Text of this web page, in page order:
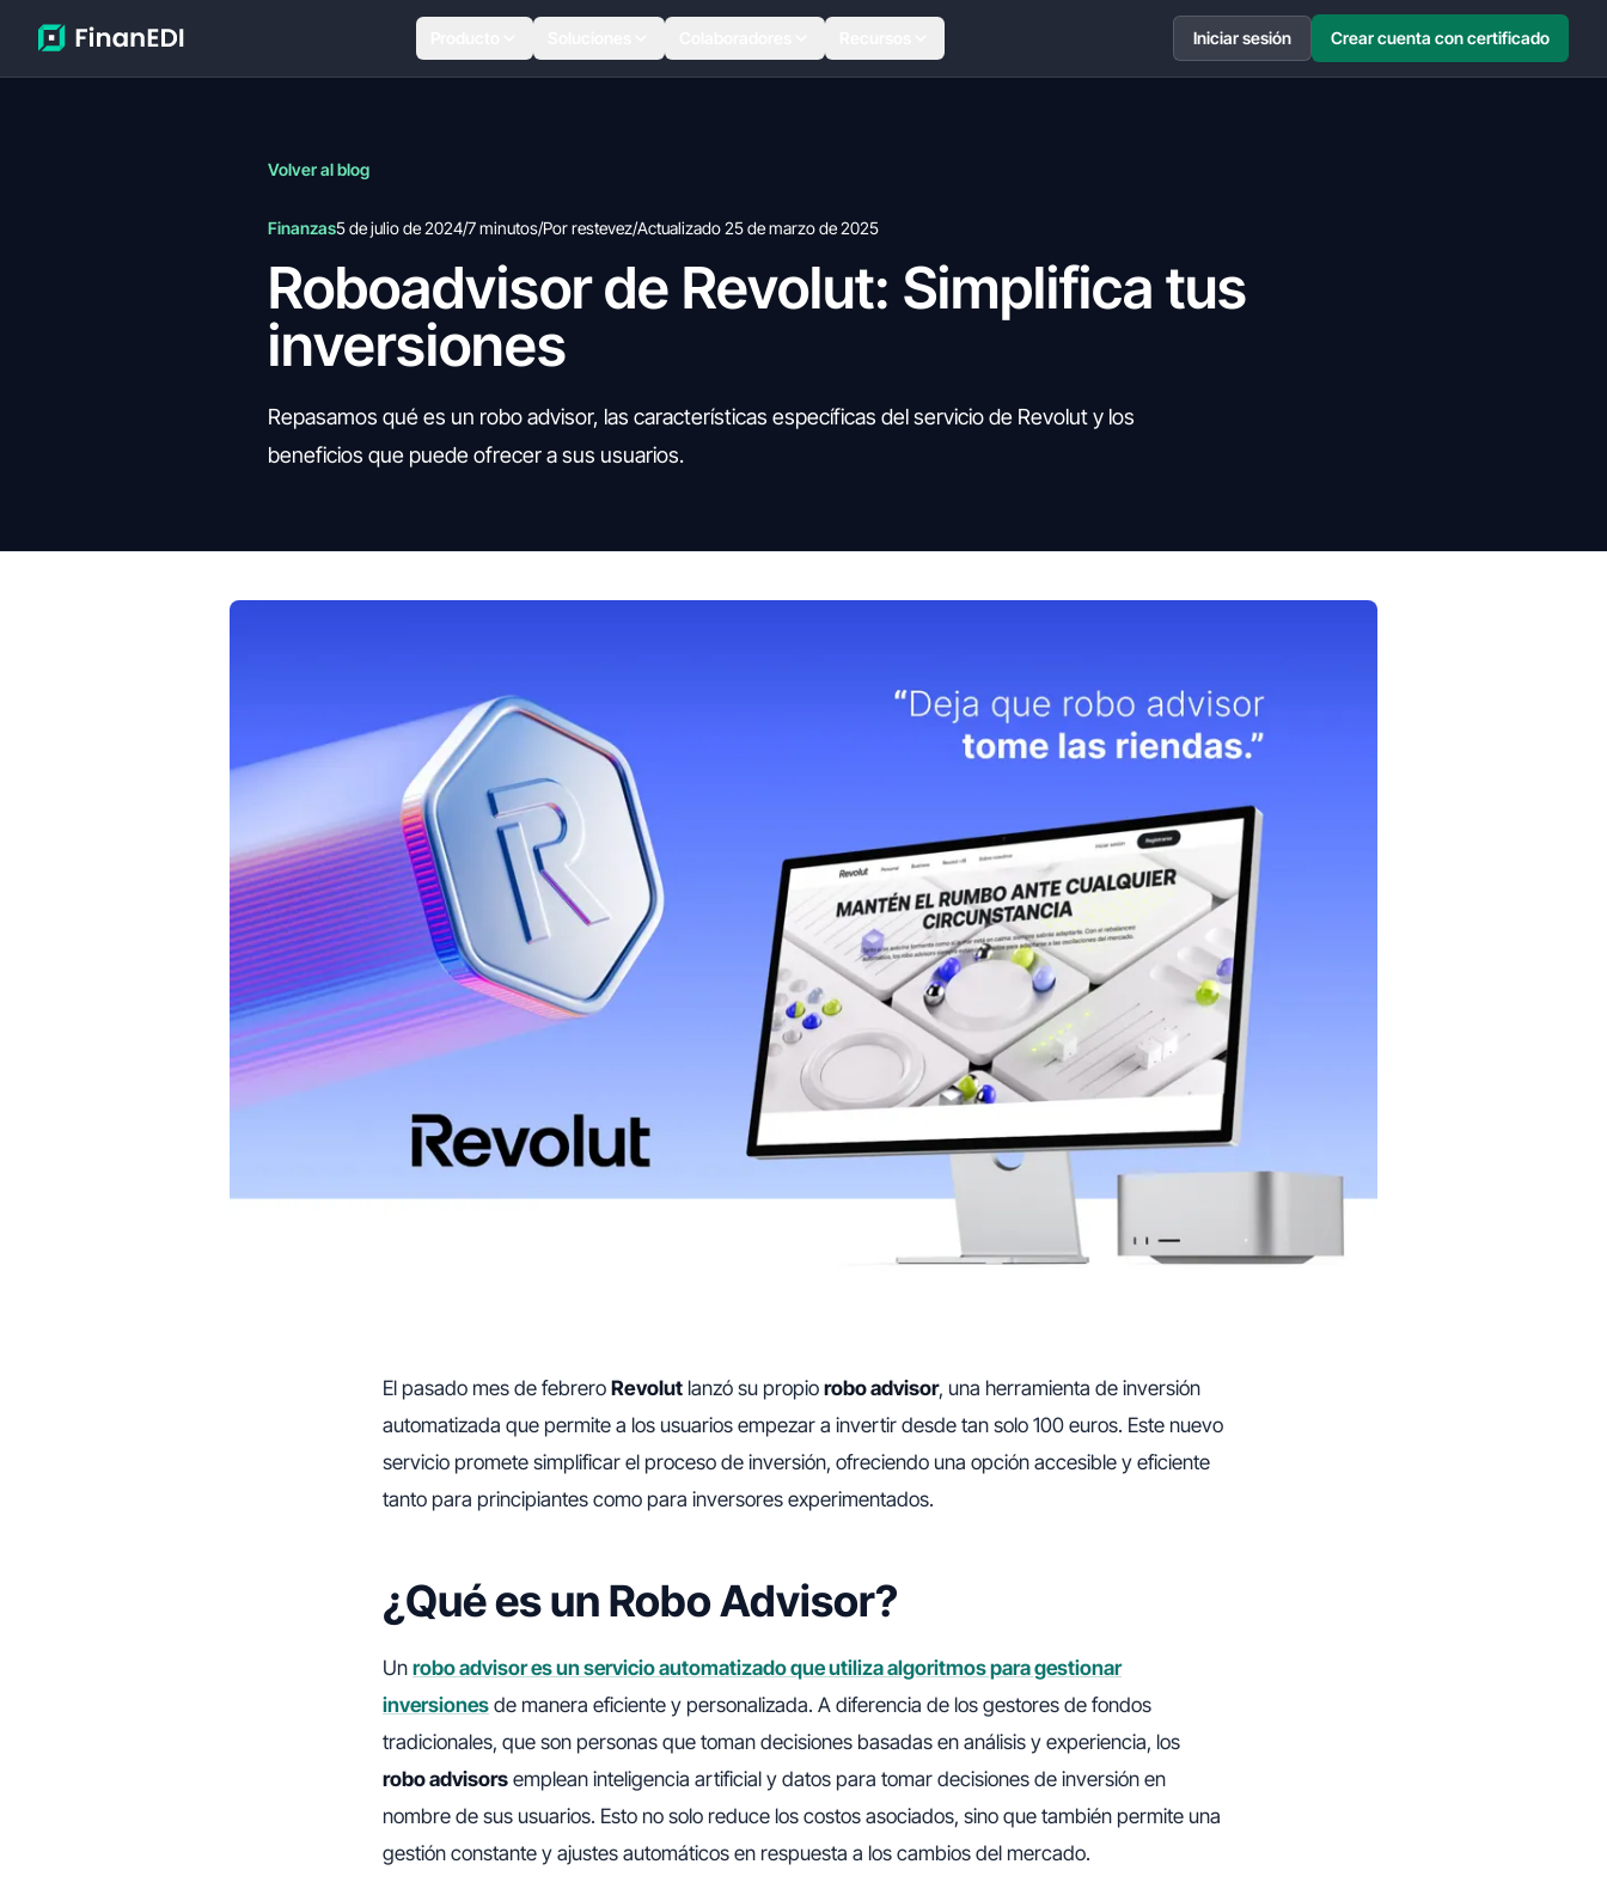
Iniciar sesión Crear cuenta con certificado
Volver al blog
Finanzas5 de julio de 2024/7 minutos/Por restevez/Actualizado 25 de marzo de 2025
Roboadvisor de Revolut: Simplifica tus
inversiones
Repasamos qué es un robo advisor, las características específicas del servicio de Revolut y los
beneficios que puede ofrecer a sus usuarios.
El pasado mes de febrero Revolut lanzó su propio robo advisor, una herramienta de inversión
automatizada que permite a los usuarios empezar a invertir desde tan solo 100 euros. Este nuevo
servicio promete simplificar el proceso de inversión, ofreciendo una opción accesible y eficiente
tanto para principiantes como para inversores experimentados.
¿Qué es un Robo Advisor?
Un robo advisor es un servicio automatizado que utiliza algoritmos para gestionar
inversiones de manera eficiente y personalizada. A diferencia de los gestores de fondos
tradicionales, que son personas que toman decisiones basadas en análisis y experiencia, los
robo advisors emplean inteligencia artificial y datos para tomar decisiones de inversión en
nombre de sus usuarios. Esto no solo reduce los costos asociados, sino que también permite una
gestión constante y ajustes automáticos en respuesta a los cambios del mercado.